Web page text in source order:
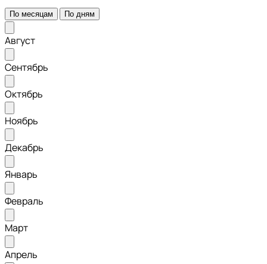
По месяцам По дням
Август
Сентябрь
Октябрь
Ноябрь
Декабрь
Январь
Февраль
Март
Апрель